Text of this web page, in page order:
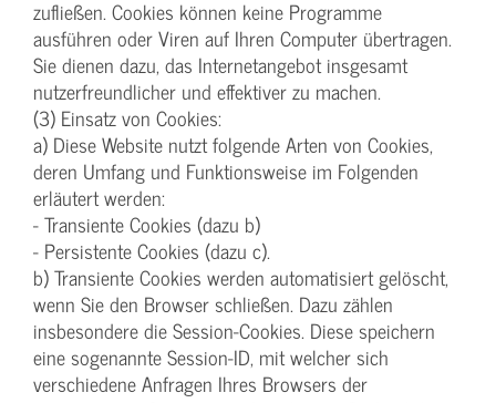
zufließen. Cookies können keine Programme
ausführen oder Viren auf Ihren Computer übertragen.
Sie dienen dazu, das Internetangebot insgesamt
nutzerfreundlicher und effektiver zu machen.
(3) Einsatz von Cookies:
a) Diese Website nutzt folgende Arten von Cookies,
deren Umfang und Funktionsweise im Folgenden
erläutert werden:
- Transiente Cookies (dazu b)
- Persistente Cookies (dazu c).
b) Transiente Cookies werden automatisiert gelöscht,
wenn Sie den Browser schließen. Dazu zählen
insbesondere die Session-Cookies. Diese speichern
eine sogenannte Session-ID, mit welcher sich
verschiedene Anfragen Ihres Browsers der